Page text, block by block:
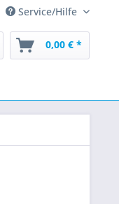
Service/Hilfe
0,00 € *